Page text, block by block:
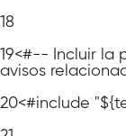
18
19<#-- Incluir la
avisos
20<#include